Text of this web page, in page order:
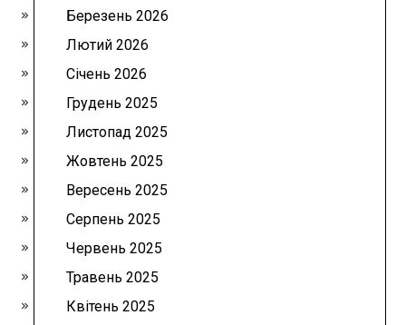
Березень 2026
Лютий 2026
Січень 2026
Грудень 2025
Листопад 2025
Жовтень 2025
Вересень 2025
Серпень 2025
Червень 2025
Травень 2025
Квітень 2025